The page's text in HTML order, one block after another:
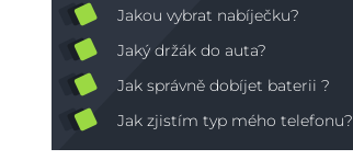
Jakou vybrat nabíječku?
Jaký držák do auta?
Jak správně dobíjet baterii ?
Jak zjistím typ mého telefonu?